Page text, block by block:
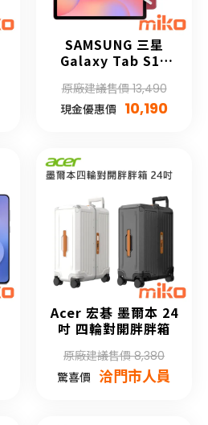
SAMSUNG 三星
Galaxy Tab S10
原廠建議售價 13,490
現金優惠價 10,190
Acer 宏碁 墨爾本 24
吋 四輪對開胖胖箱
原廠建議售價 8,380
驚喜價 洽門市人員